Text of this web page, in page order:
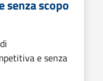
senza scopo
e senza